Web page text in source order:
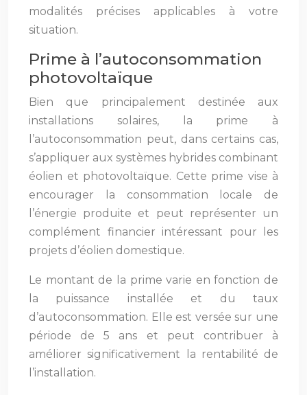
modalités précises applicables à votre
situation.
Prime à l’autoconsommation
photovoltaïque
Bien que principalement destinée aux
installations solaires, la prime à
l’autoconsommation peut, dans certains cas,
s’appliquer aux systèmes hybrides combinant
éolien et photovoltaïque. Cette prime vise à
encourager la consommation locale de
l’énergie produite et peut représenter un
complément financier intéressant pour les
projets d’éolien domestique.
Le montant de la prime varie en fonction de
la puissance installée et du taux
d’autoconsommation. Elle est versée sur une
période de 5 ans et peut contribuer à
améliorer significativement la rentabilité de
l’installation.